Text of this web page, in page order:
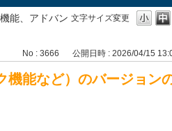
文字サイズ変更
能、アドバン
No : 3666 公開日時 : 2026/04/15
機能など）のバージョン